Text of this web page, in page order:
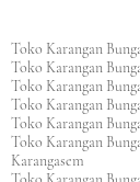
Toko Karangan
Toko Karangan
Toko Karangan
Toko Karangan
Toko Karangan
Toko Karangan
Karangasem